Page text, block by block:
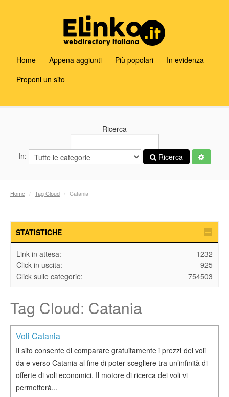
Home Appena aggiunti Più popolari
In evidenza
Proponi un sito
Ricerca
In: Ricerca
Home / Tag Cloud / Catania
STATISTICHE
Link in attesa:
1232
Click in uscita:
925
Click sulle categorie:
754503
Tag Cloud: Catania
Voli Catania
Il sito consente di comparare gratuitamente i prezzi dei voli
da e verso Catania al fine di poter scegliere tra un’infinità di
offerte di voli economici. Il motore di ricerca dei voli vi
permetterà...